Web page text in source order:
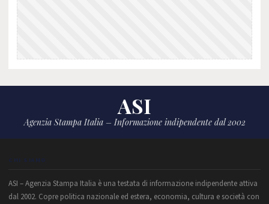
ASI
Agenzia Stampa Italia – Informazione indipendente dal 2002
CHI SIAMO
ASI – Agenzia Stampa Italia è una testata di informazione indipendente attiva
dal 2002. Copre politica nazionale ed estera, economia, cultura e società con